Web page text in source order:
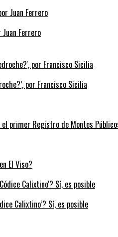
Juan Ferrero
por Francisco Sicilia
primer Registro de Montes
El Viso?
Calixtino’? Sí, es posible